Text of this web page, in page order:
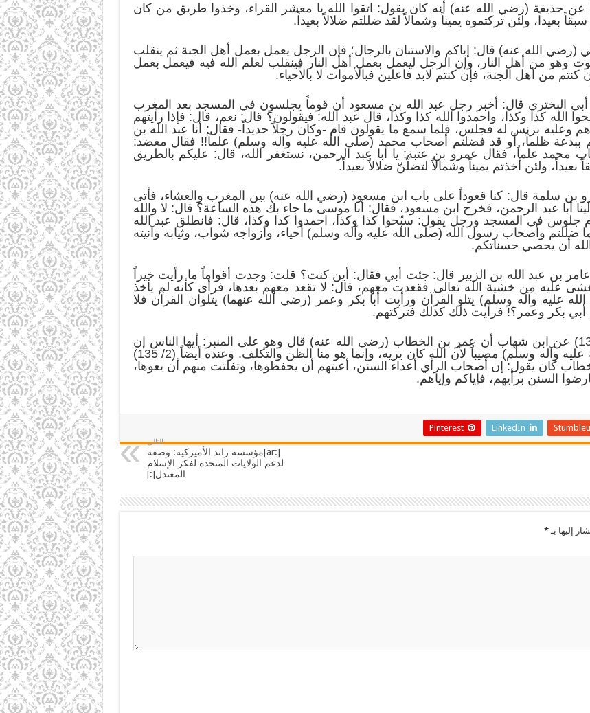
كذلك في الصفحة نفسها (2/ 97) عن حذيفة (رضي الله عنه) أنه كان يقول: اتقوا الله يا معشر القراء، وخذوا طريق من كان
بعيداً، ولئن تركتموه يميناً وشمالاً لقد ضللتم ضلالاً بعيداً.
في جامعه (2/ 114) عن علي (رضي الله عنه) قال: إياكم والاستنان بالرجال؛ فإن الرجل يعمل بعمل أهل الجنة ثم ينقلب
وهو من أهل النار، وإن الرجل ليعمل بعمل أهل النار فينقلب لعلم الله فيه فيعمل بعمل
من أهل الجنة، فإن كنتم لابد فاعلين فبالأموات لا بالأحياء.
نعيم في الحلية (4/ 381) عن أبي البختري قال: أخبر رجل عبد الله بن مسعود أن قوماً يجلسون في المسجد بعد المغرب
الله كذا وكذا، واحمدوا الله كذا وكذا، قال عبد الله: فيقولون؟ قال: نعم، قال: فإذا رأيتهم
وعليه برنس له فجلس، فلما سمع ما يقولون قام -وكان رجلاً حديداً- فقال: أنا عبد الله بن
ببدعة ظلماً، أو قد فضلتم أصحاب محمد (صلى الله عليه وآله وسلم) علماً!! فقال معضد:
محمد علماً، فقال عمرو بن عتبة: يا أبا عبد الرحمن، نستغفر الله، قال: عليكم بالطريق
ولئن أخذتم يميناً وشمالاً لتضلّنّ ضلالاً بعيداً.
بن سلمة قال: كنا قعوداً على باب ابن مسعود (رضي الله عنه) بين المغرب والعشاء، فأتى
أبا عبد الرحمن، فخرج ابن مسعود، فقال: أبا موسى ما جاء بك هذه الساعة؟ قال: لا والله
جلوس في المسجد ورجل يقول: سبّحوا كذا وكذا، احمدوا كذا وكذا، قال: فانطلق عبد الله
ضللتم وأصحاب رسول الله (صلى الله عليه وآله وسلم) أحياء، وأزواجه شواب، وثيابه وآنيته
أن يحصي حسناتكم.
نعيم في الحلية (3/ 167) عن عامر بن عبد الله بن الزبير قال: جئت أبي فقال: أين كنت؟ قلت: وجدت أقواماً ما رأيت خيراً
عليه من خشية الله تعالى فقعدت معهم، قال: لا تقعد معهم بعدها، فرأى كأنه لم يأخذ
عليه وآله وسلم) يتلو القرآن ورأيت أبا بكر وعمر (رضي الله عنهما) يتلوان القرآن فلا
أبي بكر وعمر؟! فرأيت ذلك كذلك فتركتهم.
أخرج ابن عبد البر في جامع العلم (2/ 134) عن ابن شهاب أن عمر بن الخطاب (رضي الله عنه) قال وهو على المنبر: أيها الناس إن
الرأي إنما كان من رسول الله (صلى الله عليه وآله وسلم) مصيباً لأن الله كان يريه، وإنما هو منا الظن والتكلف. وعنده أيضاً (2/ 135)
كان يقول: إن أصحاب الرأي أعداء السنن، أعيتهم أن يحفظوها، وتفلتت منهم أن يعوها،
السنن برأيهم، فإياكم وإياهم.
LinkedIn
Pinterest
التالي
[:ar]مؤسسة راند الأميركية: وصفة
لدعم الولايات المتحدة لفكر الإسلام
المعتدل[:]
إليها بـ*